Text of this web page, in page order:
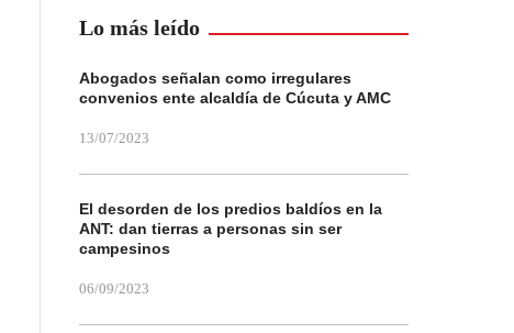
Lo más leído
Abogados señalan como irregulares
convenios ente alcaldía de Cúcuta y AMC
13/07/2023
El desorden de los predios baldíos en la
ANT: dan tierras a personas sin ser
campesinos
06/09/2023